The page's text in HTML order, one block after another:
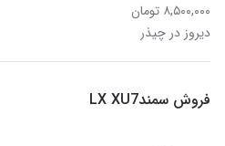
۸,۵۰۰,۰۰۰ تومان
دیروز در چیذر
فروش سمندLX XU7